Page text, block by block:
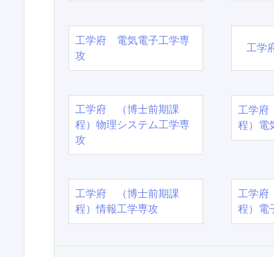
工学府 電気電子工学専
攻
工学
工学府 （博士前期課
程）物理システム工学専
攻
工学
程）電
工学府 （博士前期課
程）情報工学専攻
工学
程）電